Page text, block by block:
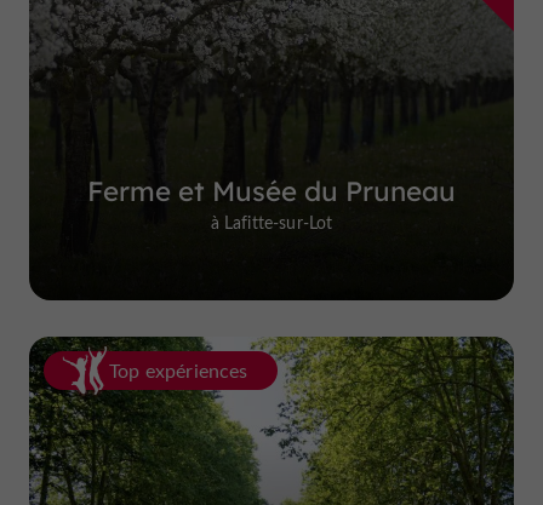
Ferme et Musée du Pruneau
à Lafitte-sur-Lot
Top expériences